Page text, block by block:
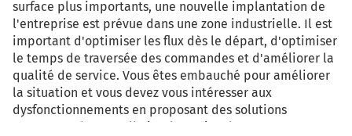
surface plus importants, une nouvelle implantation de
l'entreprise est prévue dans une zone industrielle. Il est
important d'optimiser les flux dès le départ, d'optimiser
le temps de traversée des commandes et d'améliorer la
qualité de service. Vous êtes embauché pour améliorer
la situation et vous devez vous intéresser aux
dysfonctionnements en proposant des solutions
concernant la nouvelle implantation, le processus